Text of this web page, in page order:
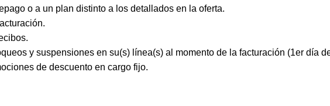
o a un plan distinto a los detallados en la oferta.
y suspensiones en su(s) línea(s) al momento de la facturación (1er día
de descuento en cargo fijo.